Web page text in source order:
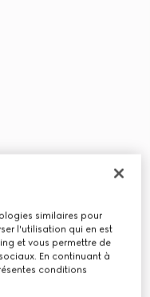
similaires pour
l'utilisation qui en est
et vous permettre de
En continuant à
conditions